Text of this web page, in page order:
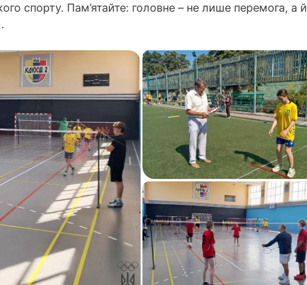
спорту. Пам’ятайте: головне – не лише перемога, а й